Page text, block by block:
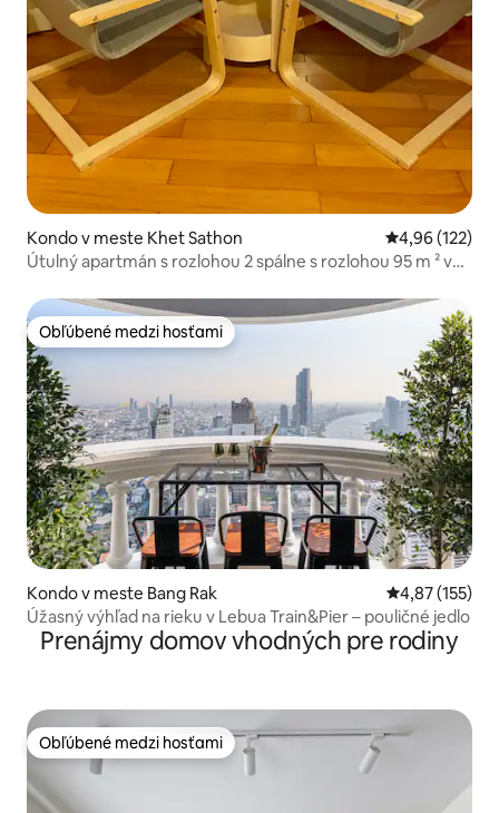
Kondo v meste Khet Sathon Priemerné
4,96 (122)
Útulný apartmán s rozlohou 2 spálne s rozlohou 95 m ² v
Obľúbené medzi hosťami
Obľúbené medzi hosťami
Kondo v meste Bang Rak Priemerné
4,87 (155)
Úžasný výhľad na rieku v Lebua Train&Pier – pouličné jedlo
Prenájmy domov vhodných pre rodiny
Obľúbené medzi hosťami
Obľúbené medzi hosťami